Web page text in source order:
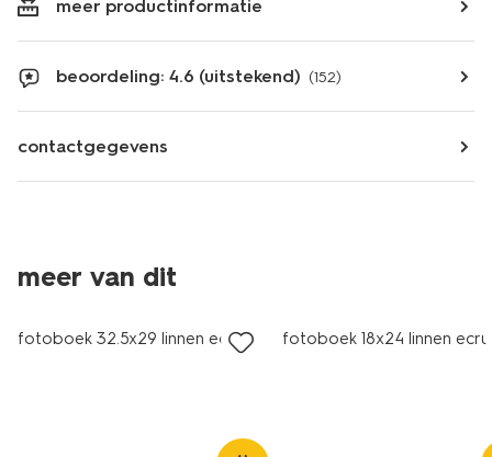
meer productinformatie
beoordeling: 4.6 (uitstekend) (152)
contactgegevens
meer van dit
fotoboek 32.5x29 linnen ecru fotoboek 18x24 linnen ecru